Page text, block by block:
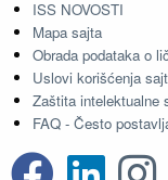
ISS NOVOSTI
Mapa sajta
Obrada podataka o
Uslovi korišćenja
Zaštita intelektualne
FAQ - Često